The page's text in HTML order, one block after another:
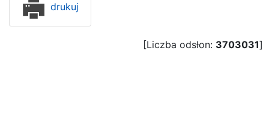
drukuj
[Liczba odsłon: 3703031]